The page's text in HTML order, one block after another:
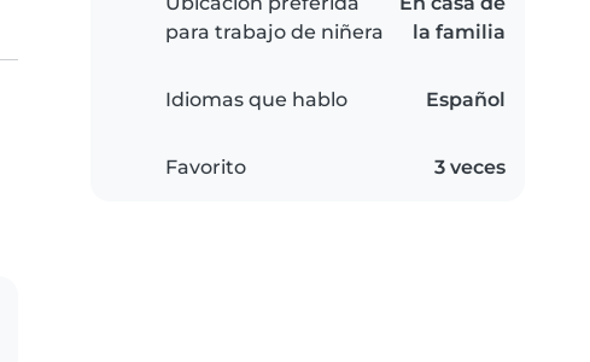
para trabajo de niñera
la familia
Idiomas que hablo Español
Favorito 3 veces